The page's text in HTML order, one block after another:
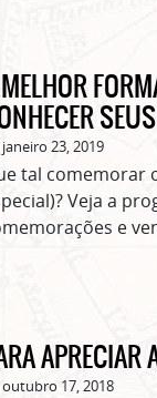
janeiro 23, 2019
tal comemorar
Veja a
e
APRECIAR
outubro 17, 2018